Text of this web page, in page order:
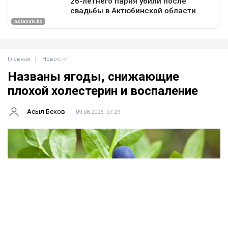
Главная Новости
Названы ягоды, снижающие
плохой холестерин и воспаление
Асыл Беков 09.08.2026, 07:29